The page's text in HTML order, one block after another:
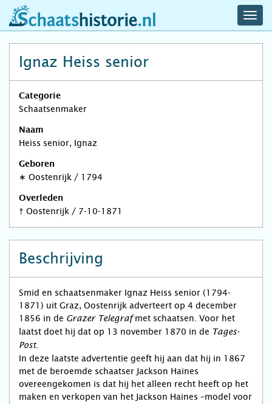
schaatshistorie.nl
Ignaz Heiss senior
Categorie
Schaatsenmaker
Naam
Heiss senior, Ignaz
Geboren
∗ Oostenrijk / 1794
Overleden
† Oostenrijk / 7-10-1871
Beschrijving
Smid en schaatsenmaker Ignaz Heiss senior (1794-
1871) uit Graz, Oostenrijk adverteert op 4 december
1856 in de Grazer Telegrafmet schaatsen. Voor het
laatst doet hij dat op 13 november 1870 in de Tages-
Post.
In deze laatste advertentie geeft hij aan dat hij in 1867
met de beroemde schaatser Jackson Haines
overeengekomen is dat hij het alleen recht heeft op het
maken en verkopen van het Jackson Haines –model voor